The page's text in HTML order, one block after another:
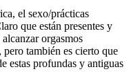
el sexo/prácticas
que están presentes y
orgasmos
también es cierto que
estas profundas y antiguas